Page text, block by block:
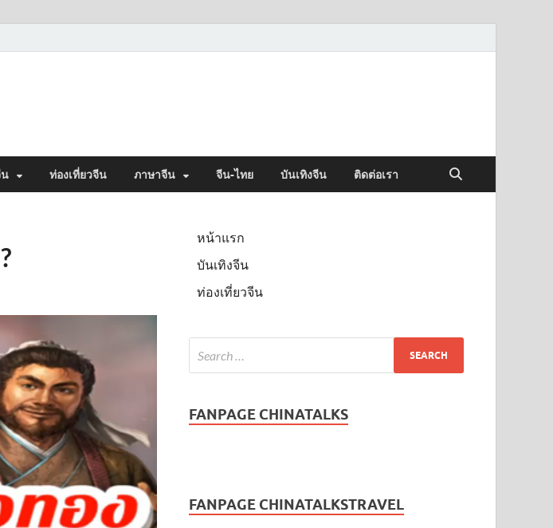
ท่องเที่ยวจีน ภาษาจีน จีน-ไทย บันเทิงจีน ติดต่อเรา
หน้าแรก
บันเทิงจีน
ท่องเที่ยวจีน
FANPAGE CHINATALKS
FANPAGE CHINATALKSTRAVEL